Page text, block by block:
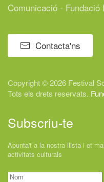
Comunicació - Fundació
Contacta'ns
Copyright © 2026 Festival
Tots els drets reservats.
Subscriu-te
Apunta't a la nostra llista i et
activitats culturals